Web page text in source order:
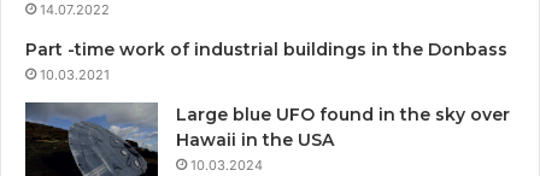
14.07.2022
Part -time work of industrial buildings in the Donbass
10.03.2021
Large blue UFO found in the sky over
Hawaii in the USA
10.03.2024